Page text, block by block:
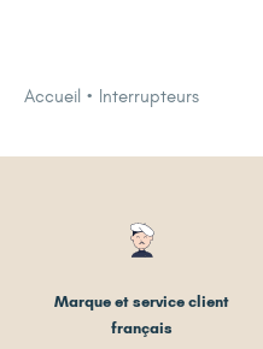
Accueil Interrupteurs
Marque et service client
français